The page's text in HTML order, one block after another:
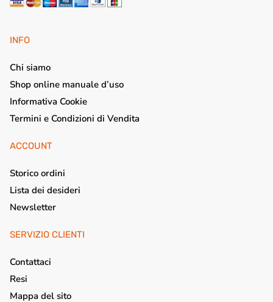
INFO
Chi siamo
Shop online manuale d’uso
Informativa Cookie
Termini e Condizioni di Vendita
ACCOUNT
Storico ordini
Lista dei desideri
Newsletter
SERVIZIO CLIENTI
Contattaci
Resi
Mappa del sito